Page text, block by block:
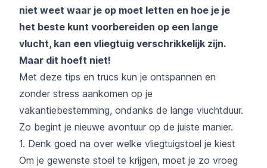
niet weet waar je op moet letten en hoe je je
het beste kunt voorbereiden op een lange
vlucht, kan een vliegtuig verschrikkelijk zijn.
Maar dit hoeft niet!
Met deze tips en trucs kun je ontspannen en
zonder stress aankomen op je
vakantiebestemming, ondanks de lange vluchtduur.
Zo begint je nieuwe avontuur op de juiste manier.
1. Denk goed na over welke vliegtuigstoel je kiest
Om je gewenste stoel te krijgen, moet je zo vroeg